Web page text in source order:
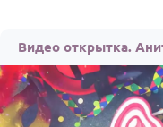
Видео открытка.